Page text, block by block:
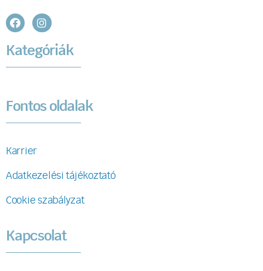
Kategóriák
Fontos oldalak
Karrier
Adatkezelési tájékoztató
Cookie szabályzat
Kapcsolat